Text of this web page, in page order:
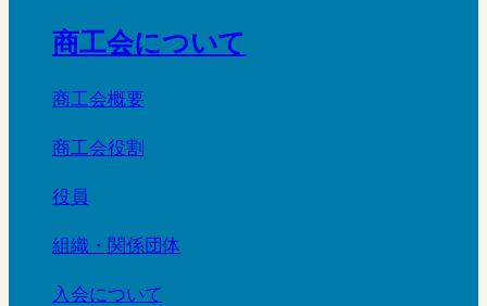
商工会について
商工会概要
商工会役割
役員
組織・関係団体
入会について